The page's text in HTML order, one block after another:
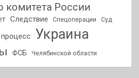
комитета России
Следствие Спецоперации Суд
Украина
ФСБ Челябинской области